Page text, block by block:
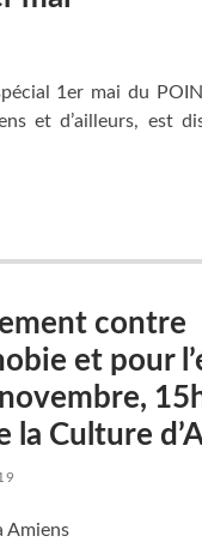
1er mai du
et d’ailleurs, est
contre
et pour
la Culture
Amiens